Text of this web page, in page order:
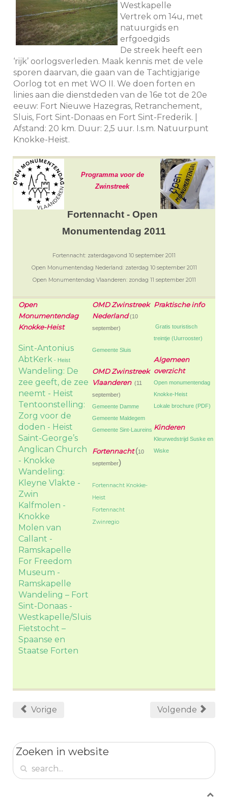
Westkapelle
Vertrek om 14u, met
natuurgids en
erfgoedgids
De streek heeft een
‘rijk’ oorlogsverleden. Maak kennis met de vele
sporen daarvan, die gaan van de Tachtigjarige
Oorlog tot en met WO II. We doen forten en
linies aan die dienstdeden van de 16e tot de 20e
eeuw: Fort Nieuwe Hazegras, Retranchement,
Sluis, Fort Sint-Donaas en Fort Sint-Frederik. |
Afstand: 20 km. Duur: 2,5 uur. I.s.m. Natuurpunt
Knokke-Heist.
Programma voor de
Zwinstreek
Fortennacht - Open
Monumentendag 2011
Fortennacht: zaterdagavond 10 september 2011
Open Monumentendag Nederland: zaterdag 10 september 2011
Open Monumentendag Vlaanderen: zondag 11 september 2011
Open
Monumentendag
Knokke-Heist
Sint-Antonius
AbtKerk - Heist
Wandeling: De
zee geeft, de zee
neemt - Heist
Tentoonstelling:
Zorg voor de
doden - Heist
Saint-George’s
Anglican Church
- Knokke
Wandeling:
Kleyne Vlakte -
Zwin
Kalfmolen -
Knokke
Molen van
Callant -
Ramskapelle
For Freedom
Museum -
Ramskapelle
Wandeling – Fort
Sint-Donaas -
Westkapelle/Sluis
Fietstocht –
Spaanse en
Staatse Forten
OMD Zwinstreek
Nederland(10
september)
Gemeente Sluis
OMD Zwinstreek
Vlaanderen(11
september)
Gemeente Damme
Gemeente Maldegem
Gemeente Sint-Laureins
Fortennacht(10
september)
Fortennacht Knokke-
Heist
Fortennacht
Zwinregio
Praktische info
Gratis touristisch
treintje (Uurrooster)
Algemeen
overzicht
Open monumentendag
Knokke-Heist
Lokale brochure (PDF)
Kinderen
Kleurwedstrijd Suske en
Wiske
Vorige Volgende
Zoeken in website